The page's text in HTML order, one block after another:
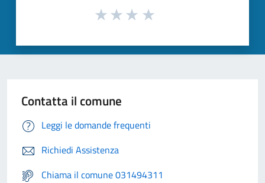
Contatta il comune
Leggi le domande frequenti
Richiedi Assistenza
Chiama il comune 031494311